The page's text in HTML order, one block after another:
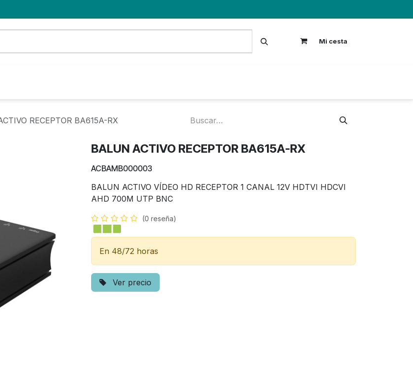
Mi cesta
RECEPTOR BA615A-RX
BALUN ACTIVO RECEPTOR BA615A-RX
ACBAMB000003
BALUN ACTIVO VÍDEO HD RECEPTOR 1 CANAL 12V HDTVI HDCVI
AHD 700M UTP BNC
(0 reseña)
En 48/72 horas
Ver precio